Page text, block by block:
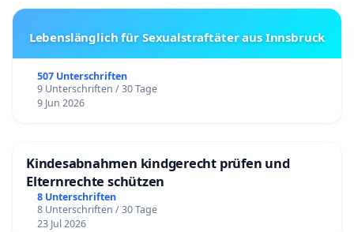
Lebenslänglich für Sexualstraftäter aus Innsbruck
507 Unterschriften
9 Unterschriften / 30 Tage
9 Jun 2026
Kindesabnahmen kindgerecht prüfen und
Elternrechte schützen
8 Unterschriften
8 Unterschriften / 30 Tage
23 Jul 2026